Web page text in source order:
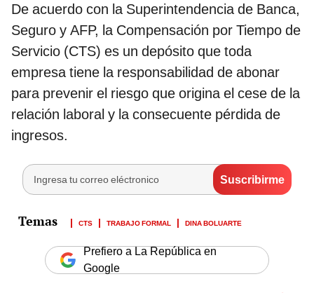
De acuerdo con la Superintendencia de Banca,
Seguro y AFP, la Compensación por Tiempo de
Servicio (CTS) es un depósito que toda
empresa tiene la responsabilidad de abonar
para prevenir el riesgo que origina el cese de la
relación laboral y la consecuente pérdida de
ingresos.
CTS TRABAJO FORMAL DINA BOLUARTE
Prefiero a La República en
Google